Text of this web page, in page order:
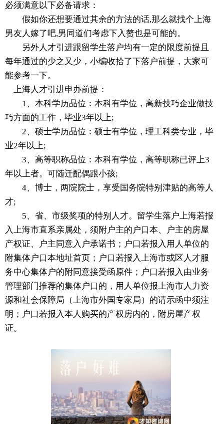
必须满意以下必备请求：
假如你还想要通过其余的方法的话,那么就找个上海
男友人嫁了吧,男同道们考虑下入赘也是可能的。
另外人才引进跟留学生落户均有一定的限度前提且
每年通过的少之又少，小编收拾了下落户前提，大家可
能参考一下。
上海人才引进申办前提：
1、本科学历品位：本科有学位，高新技巧企业做技
巧方面的工作，毕业3年以上;
2、硕士学历品位：硕士有学位，理工科类专业，毕
业2年以上;
3、高等职称品位：本科有学位，高等职称已评上3
年以上者。可随迁配偶跟小孩;
4、博士，两院院士，享受国务院特别津贴的高等人
才;
5、省、市级奖项的特别人才。留学生落户上海若报
入上海市直系亲属处，须附户主的户口本、户主的房屋
产权证、户主同意入户承诺书；户口若报入用人单位的
附集体户口本地址首页；户口若报入上海市或区人才服
务中心集体户的附同意接受函原件；户口若报入由业务
管理部门推荐的集体户口的，用人单位报上海市人力资
源和社会保障局（上海市外国专家局）的请示函中须注
明；户口若报入本人购买的产权房内的，附房屋产权
证。